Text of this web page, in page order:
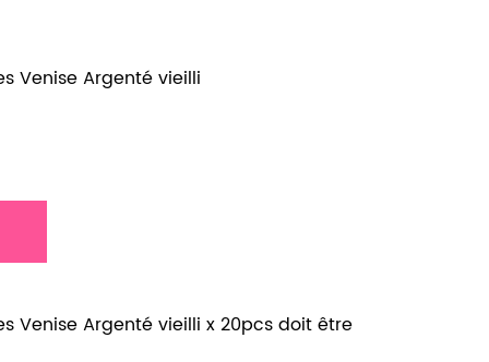
Venise Argenté vieilli
Venise Argenté vieilli x 20pcs doit être